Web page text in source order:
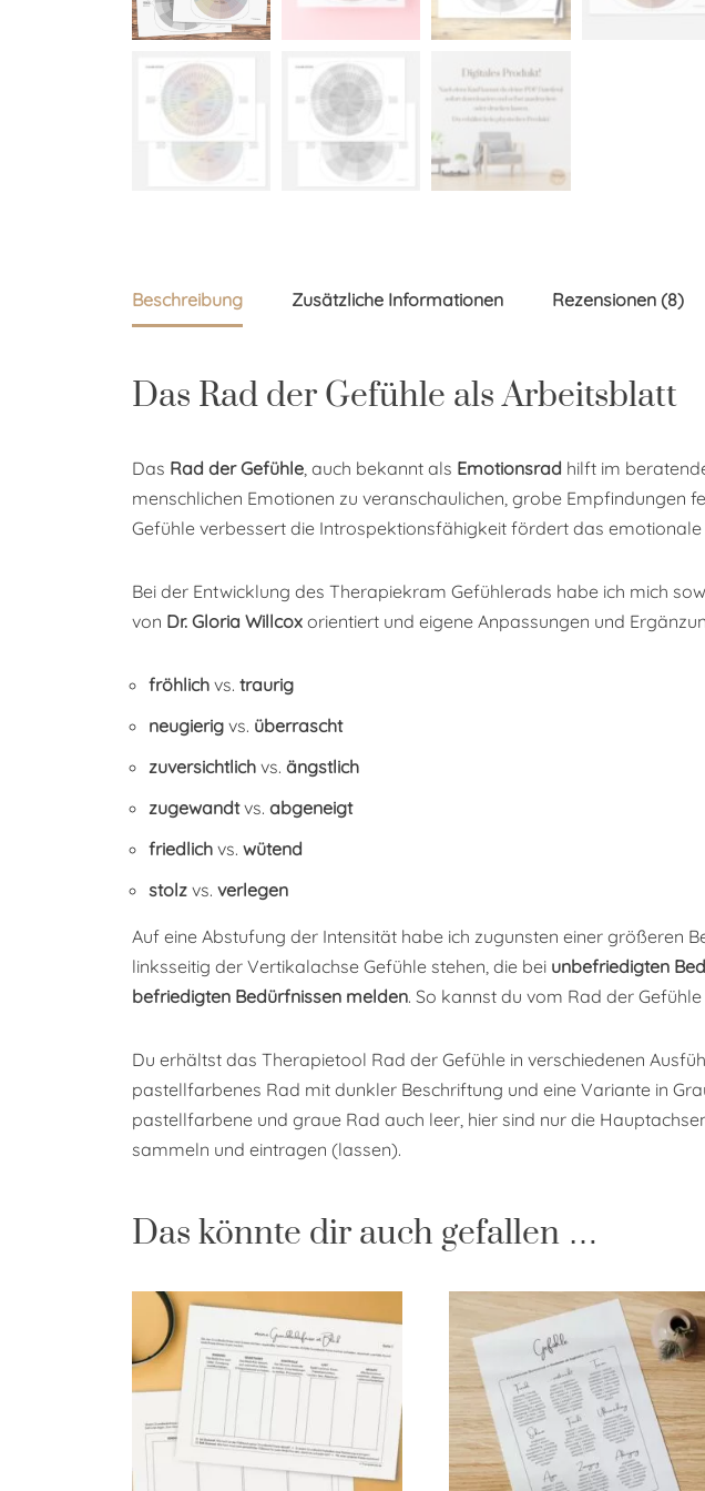
Beschreibung Zusätzliche Informationen Rezensionen (8)
Das Rad der Gefühle als Arbeitsblatt
Das Rad der Gefühle , auch bekannt als Emotionsrad hilft im
menschlichen Emotionen zu veranschaulichen, grobe Empfindungen
Gefühle verbessert die Introspektionsfähigkeit fördert das emotionale
Bei der Entwicklung des Therapiekram Gefühlerads habe ich mich
von Dr. Gloria Willcox orientiert und eigene Anpassungen und
fröhlich vs. traurig
neugierig vs. überrascht
zuversichtlich vs. ängstlich
zugewandtvs. abgeneigt
friedlich vs. wütend
stolz vs. verlegen
Auf eine Abstufung der Intensität habe ich zugunsten einer größeren
linksseitig der Vertikalachse Gefühle stehen, die bei unbefriedigten
befriedigten Bedürfnissen melden. So kannst du vom Rad der
Du erhältst das Therapietool Rad der Gefühle in verschiedenen
pastellfarbenes Rad mit dunkler Beschriftung und eine Variante in
pastellfarbene und graue Rad auch leer, hier sind nur die
sammeln und eintragen (lassen).
Das könnte dir auch gefallen …